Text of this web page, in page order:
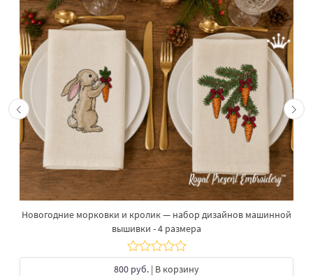
Новогодние морковки и кролик — набор дизайнов машинной
вышивки - 4 размера
800 руб. | В корзину